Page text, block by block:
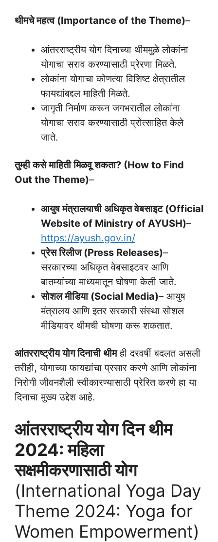
थीमचे महत्व (Importance of the Theme)–
आंतरराष्ट्रीय योग दिनाच्या थीममुळे लोकांना
योगाचा सराव करण्यासाठी प्रेरणा मिळते.
लोकांना योगाचा कोणत्या विशिष्ट क्षेत्रातील
फायद्यांबद्दल माहिती मिळते.
जागृती निर्माण करून जगभरातील लोकांना
योगाचा सराव करण्यासाठी प्रोत्साहित केले
जाते.
तुम्ही कसे माहिती मिळवू शकता? (How to Find
Out the Theme)–
आयुष मंत्रालयाची अधिकृत वेबसाइट (Official
Website of Ministry of AYUSH)–
https://ayush.gov.in/
प्रेस रिलीज (Press Releases)–
सरकारच्या अधिकृत वेबसाइटवर आणि
बातम्यांच्या माध्यमातून घोषणा केली जाते.
सोशल मीडिया (Social Media)– आयुष
मंत्रालय आणि इतर सरकारी संस्था सोशल
मीडियावर थीमची घोषणा करू शकतात.
आंतरराष्ट्रीय योग दिनाची थीमही दरवर्षी बदलत असली
तरीही, योगाच्या फायद्यांचा प्रसार करणे आणि लोकांना
निरोगी जीवनशैली स्वीकारण्यासाठी प्रेरित करणे हा या
दिनाचा मुख्य उद्देश आहे.
आंतरराष्ट्रीय योग दिन थीम
2024: महिला
सक्षमीकरणासाठी योग
(International Yoga Day
Theme 2024: Yoga for
Women Empowerment)